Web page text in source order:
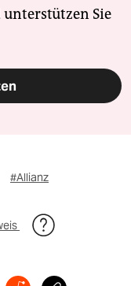
unterstützen Sie
#Allianz